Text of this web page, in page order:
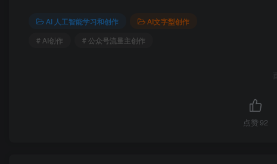
AI 人工智能学习和创作
AI文字型创作
# AI创作
# 公众号流量主创作
点赞 92